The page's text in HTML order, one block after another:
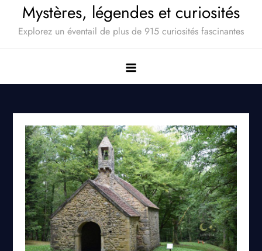
Mystères, légendes et curiosités
Explorez un éventail de plus de 915 curiosités fascinantes